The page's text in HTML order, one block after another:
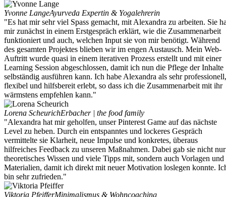
Yvonne LangeAyurveda Expertin & Yogalehrerin
"Es hat mir sehr viel Spass gemacht, mit Alexandra zu arbeiten. Sie
mir zunächst in einem Erstgespräch erklärt, wie die Zusammenarbeit
funktioniert und auch, welchen Input sie von mir benötigt. Während
des gesamten Projektes blieben wir im engen Austausch. Mein Web-
Auftritt wurde quasi in einem iterativen Prozess erstellt und mit einer
Learning Session abgeschlossen, damit ich nun die Pflege der Inhalte
selbständig ausführen kann. Ich habe Alexandra als sehr professionell,
flexibel und hilfsbereit erlebt, so dass ich die Zusammenarbeit mit ihr
wärmstens empfehlen kann."
Lorena ScheurichErbacher | the food family
"Alexandra hat mir geholfen, unser Pinterest Game auf das nächste
Level zu heben. Durch ein entspanntes und lockeres Gespräch
vermittelte sie Klarheit, neue Impulse und konkretes, überaus
hilfreiches Feedback zu unseren Maßnahmen. Dabei gab sie nicht nur
theoretisches Wissen und viele Tipps mit, sondern auch Vorlagen und
Materialien, damit ich direkt mit neuer Motivation loslegen konnte.
bin sehr zufrieden."
Viktoria PfeifferMinimalismus & Wohncoaching